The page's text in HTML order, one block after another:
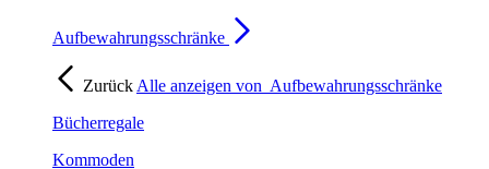
Aufbewahrungsschränke
Zurück Alle anzeigen von Aufbewahrungsschränke
Bücherregale
Kommoden